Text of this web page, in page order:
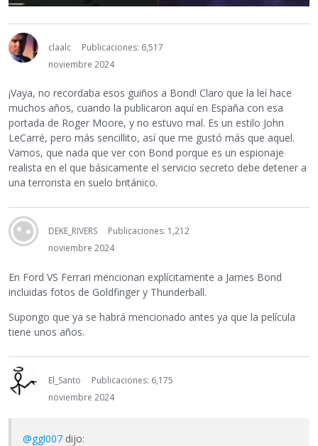
claalc
Publicaciones: 6,517
noviembre 2024
¡Vaya, no recordaba esos guiños a Bond! Claro que la leí hace
muchos años, cuando la publicaron aquí en España con esa
portada de Roger Moore, y no estuvo mal. Es un estilo John
LeCarré, pero más sencillito, así que me gustó más que aquel.
Vamos, que nada que ver con Bond porque es un espionaje
realista en el que básicamente el servicio secreto debe detener a
una terrorista en suelo británico.
DEKE_RIVERS
Publicaciones: 1,212
noviembre 2024
En Ford VS Ferrari mencionan explícitamente a James Bond
incluidas fotos de Goldfinger y Thunderball.
Supongo que ya se habrá mencionado antes ya que la película
tiene unos años.
El_Santo
Publicaciones: 6,175
noviembre 2024
@ggl007 dijo: